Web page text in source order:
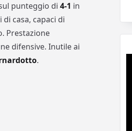
punteggio di4-1 in
casa, capaci di
Prestazione
difensive. Inutile ai
.